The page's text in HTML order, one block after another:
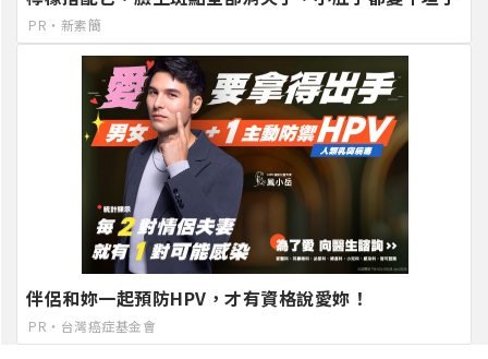
PR・新素簡
伴侶和妳一起預防HPV，才有資格說愛妳！
PR・台灣癌症基金會